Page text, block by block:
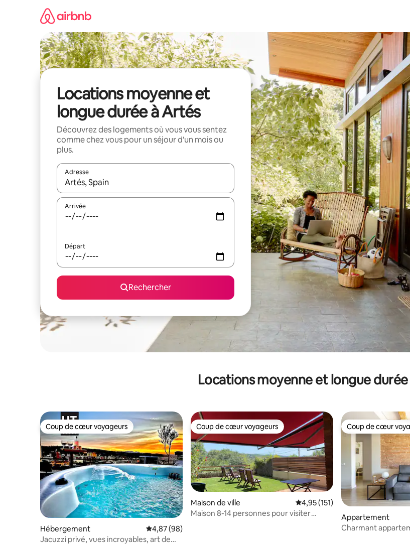
Locations moyenne et
longue durée à Artés
Découvrez des logements où vous vous sentez
comme chez vous pour un séjour d'un mois ou
plus.
Adresse
Lorsque les résultats s'affichent, utilisez les flèches vers le haut et vers le bas pour les parcourir ou en
Arrivée
Départ
Rechercher
Locations moyenne et longue
Coup de cœur voyageurs
Coup de cœur voyageurs
Hébergement Évaluation moyenne sur la base de 98 commentaires : 4,87 sur 5
4,87 (98)
Jacuzzi privé, vues incroyables, art de
Coup de cœur voyageurs
Coup de cœur voyageurs
Maison de ville Évaluation moyenne sur la base
4,95 (151)
Maison 8-14 personnes pour visiter
Coup de cœur
Coup de cœur
Appartement
Charmant